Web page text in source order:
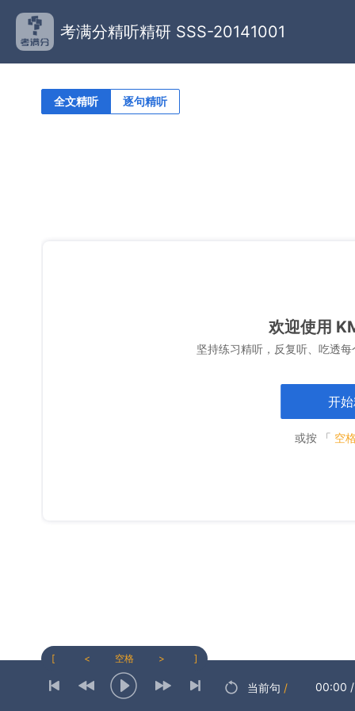
考满分精听精研 SSS-20141001
全文精听 逐句精听
欢迎使用
坚持练习精听，反复听、吃透
开
或按 「 空
[ < 空格 > ]
当前句 / 00:00 /